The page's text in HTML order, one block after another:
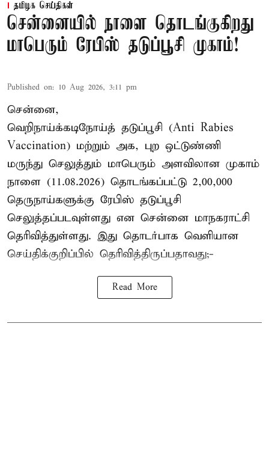
தமிழக செய்திகள்
சென்னையில் நாளை தொடங்குகிறது
மாபெரும் ரேபிஸ் தடுப்பூசி முகாம்!
Published on: 10 Aug 2026, 3:11 pm
சென்னை,
வெறிநாய்க்கடிநோய்த் தடுப்பூசி (Anti Rabies
Vaccination) மற்றும் அக, புற ஒட்டுண்ணி
மருந்து செலுத்தும் மாபெரும் அளவிலான முகாம்
நாளை (11.08.2026) தொடங்கப்பட்டு 2,00,000
தெருநாய்களுக்கு ரேபிஸ் தடுப்பூசி
செலுத்தப்படவுள்ளது என சென்னை மாநகராட்சி
தெரிவித்துள்ளது. இது தொடர்பாக வெளியான
செய்திக்குறிப்பில் தெரிவித்திருப்பதாவது;-
Read More